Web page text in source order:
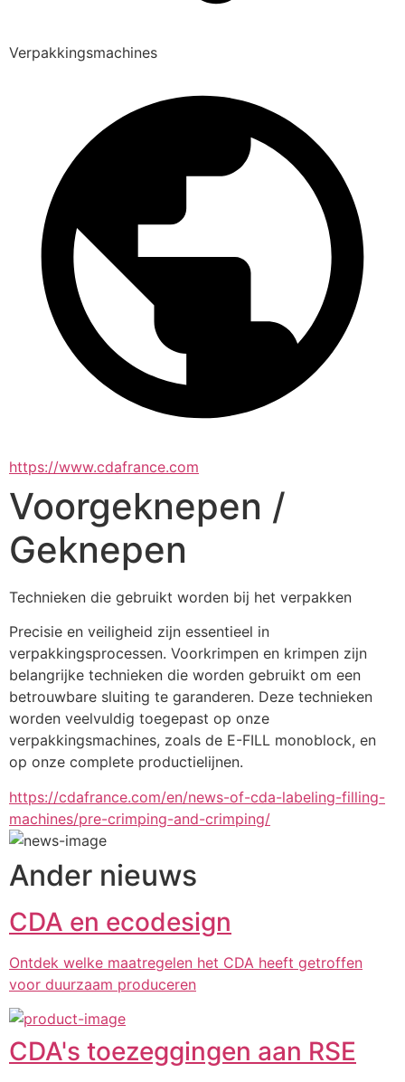
Verpakkingsmachines
https://www.cdafrance.com
Voorgeknepen /
Geknepen
Technieken die gebruikt worden bij het verpakken
Precisie en veiligheid zijn essentieel in
verpakkingsprocessen. Voorkrimpen en krimpen zijn
belangrijke technieken die worden gebruikt om een
betrouwbare sluiting te garanderen. Deze technieken
worden veelvuldig toegepast op onze
verpakkingsmachines, zoals de E-FILL monoblock, en
op onze complete productielijnen.
https://cdafrance.com/en/news-of-cda-labeling-filling-
machines/pre-crimping-and-crimping/
Ander nieuws
CDA en ecodesign
Ontdek welke maatregelen het CDA heeft getroffen
voor duurzaam produceren
CDA's toezeggingen aan RSE